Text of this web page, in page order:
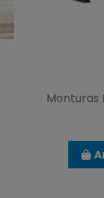
Monturas